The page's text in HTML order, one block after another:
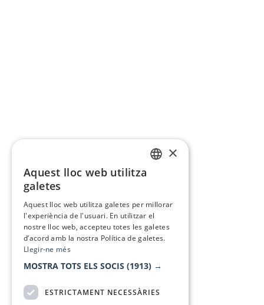
×
Aquest lloc web utilitza
galetes
Aquest lloc web utilitza galetes per millorar
l'experiència de l'usuari. En utilitzar el
nostre lloc web, accepteu totes les galetes
d’acord amb la nostra Política de galetes.
Llegir-ne més
MOSTRA TOTS ELS SOCIS (1913) →
ESTRICTAMENT NECESSÀRIES